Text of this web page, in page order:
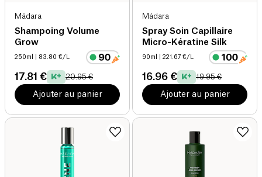
Mádara
Shampoing Volume
Grow
250ml | 83.80 €/L
17.81 € 20.95 €
Ajouter au panier
Mádara
Spray Soin Capillaire
Micro-Kératine Silk
90ml | 221.67 €/L
16.96 € 19.95 €
Ajouter au panier